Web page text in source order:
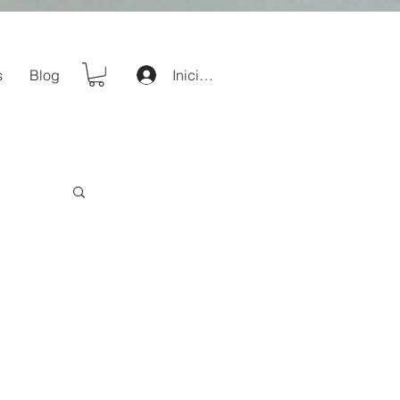
Blog Iniciar sesión